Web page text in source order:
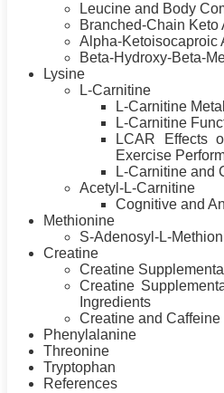
Leucine and Body
Branched-Chain Keto
Alpha-Ketoisocaproic
Beta-Hydroxy-Beta-
Lysine
L-Carnitine
L-Carnitine
L-Carnitine
LCAR Effects
Exercise
L-Carnitine and
Acetyl-L-Carnitine
Cognitive and
Methionine
S-Adenosyl-L-
Creatine
Creatine
Creatine
Ingredients
Creatine and Caffeine
Phenylalanine
Threonine
Tryptophan
References